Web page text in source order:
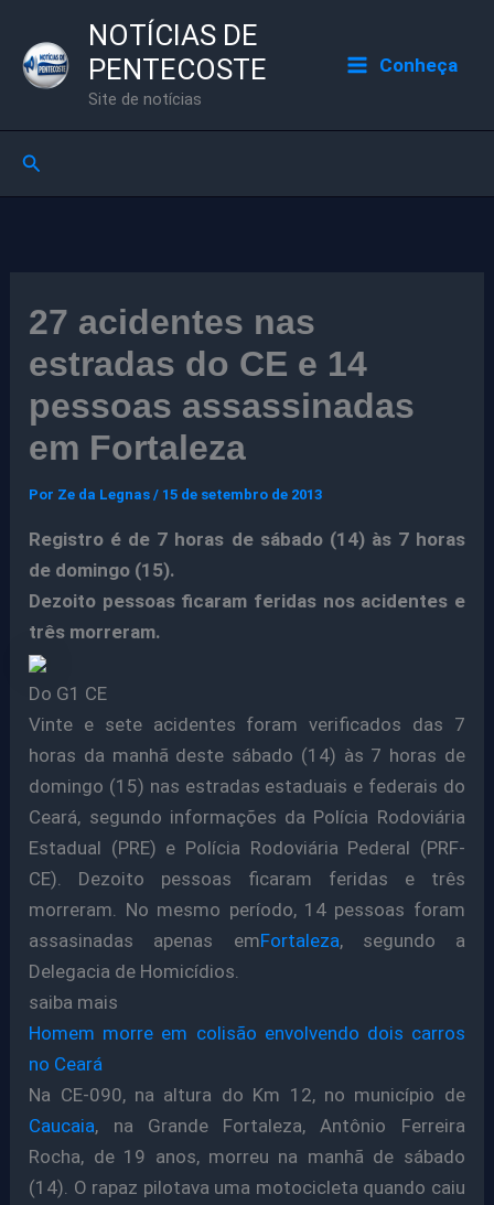
para
NOTÍCIAS DE
PENTECOSTE
Site de notícias
Conheça
Pesquisar
27 acidentes nas
estradas do CE e 14
pessoas assassinadas
em Fortaleza
Por Ze da Legnas/ 15 de setembro de 2013
Registro é de 7 horas de sábado (14) às 7 horas
de domingo (15).
Dezoito pessoas ficaram feridas nos acidentes e
três morreram.
Do G1 CE
Vinte e sete acidentes foram verificados das 7
horas da manhã deste sábado (14) às 7 horas de
domingo (15) nas estradas estaduais e federais do
Ceará, segundo informações da Polícia Rodoviária
Estadual (PRE) e Polícia Rodoviária Pederal (PRF-
CE). Dezoito pessoas ficaram feridas e três
morreram. No mesmo período, 14 pessoas foram
assasinadas apenas emFortaleza, segundo a
Delegacia de Homicídios.
saiba mais
Homem morre em colisão envolvendo dois carros
no Ceará
Na CE-090, na altura do Km 12, no município de
Caucaia, na Grande Fortaleza, Antônio Ferreira
Rocha, de 19 anos, morreu na manhã de sábado
(14). O rapaz pilotava uma motocicleta quando caiu